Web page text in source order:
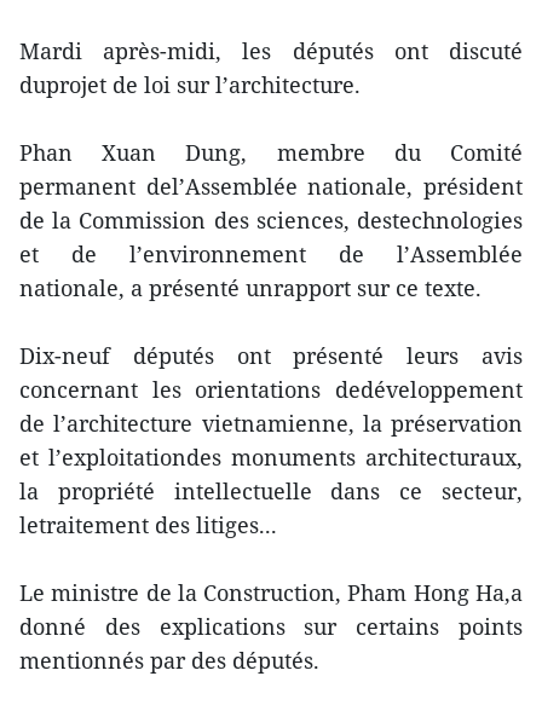
Mardi après-midi, les députés ont discuté
duprojet de loi sur l’architecture.
Phan Xuan Dung, membre du Comité
permanent del’Assemblée nationale, président
de la Commission des sciences, destechnologies
et de l’environnement de l’Assemblée
nationale, a présenté unrapport sur ce texte.
Dix-neuf députés ont présenté leurs avis
concernant les orientations dedéveloppement
de l’architecture vietnamienne, la préservation
et l’exploitationdes monuments architecturaux,
la propriété intellectuelle dans ce secteur,
letraitement des litiges...
Le ministre de la Construction, Pham Hong Ha,a
donné des explications sur certains points
mentionnés par des députés.